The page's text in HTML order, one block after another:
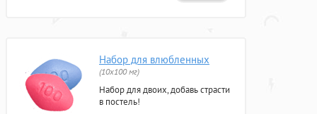
Набор для влюбленных
(10х100 мг)
Набор для двоих, добавь страсти
в постель!